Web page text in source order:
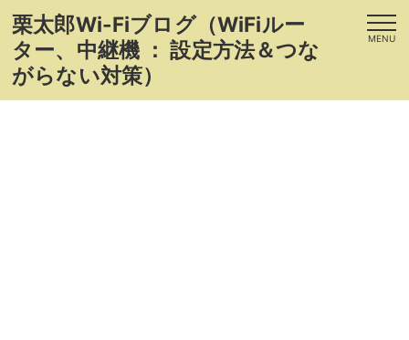
栗太郎Wi-Fiブログ（WiFiルー
ター、中継機 ： 設定方法＆つな
がらない対策）
MENU